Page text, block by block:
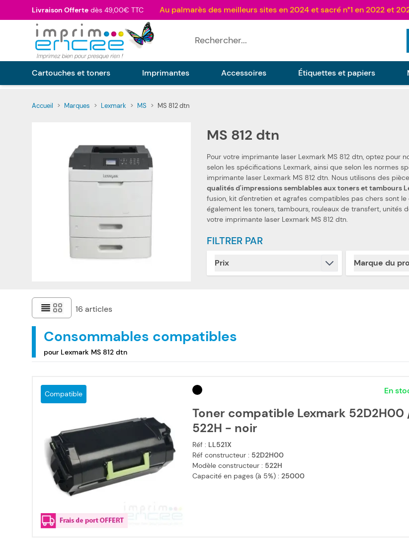
Livraison Offerte dès 49,00€ TTC
Cartouches et toners Imprimantes Accessoires Étiquettes et papiers
Accueil > Marques > Lexmark > MS > MS 812 dtn
MS 812 dtn
Pour votre imprimante laser Lexmark MS 812 dtn, optez pour
selon les spécifications Lexmark, ainsi que selon les normes spécifiques. Ceci les rend 100 %
imprimante laser Lexmark MS 812
qualités d'impressions semblables aux toners et tambours
fusion, kit d'entretien et agrafes compatibles pas chers sont
également les toners, tambours, rouleaux de transfert, unités de fusion, kits d'entretien et agrafes de la marque Lexmark, pour
votre imprimante laser Lexmark MS 812 dtn.
FILTRER PAR
Prix
filter
Marque du
filter
16 articles
Consommables compatibles
pour Lexmark MS 812 dtn
Compatible En
Toner compatible Lexmark 52D2H00
522H - noir
Réf : LL521X
Réf constructeur : 52D2H00
Modèle constructeur : 522H
Capacité en pages (à 5%) : 25000